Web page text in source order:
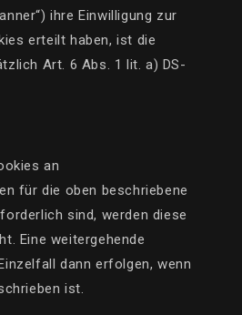
ihre Einwilligung zur
erteilt haben, ist die
Art. 6 Abs. 1 lit. a) DS-
an
für die oben beschriebene
sind, werden diese
. Eine weitergehende
dann erfolgen, wenn
ist.